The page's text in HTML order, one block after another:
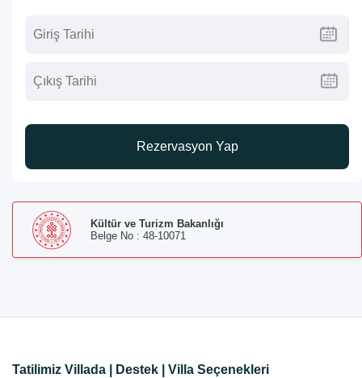
Rezervasyon Yap
Kültür ve Turizm Bakanlığı
Belge No : 48-10071
Tatilimiz Villada | Destek | Villa Seçenekleri